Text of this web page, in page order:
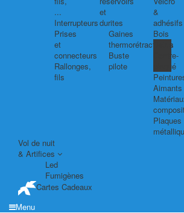
...
Interrupteurs
Prises
et
connecteurs
Rallonges,
fils
et
durites
Gaines
thermorétractables
Buste
pilote
&
adhésifs
Bois
Balsa
Contre-
plaqué
Aimants
Plaques
Vol de nuit
& Artifices
Led
Fumigènes
Cartes Cadeaux
Menu